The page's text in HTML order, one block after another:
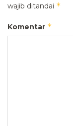
wajib ditandai *
Komentar *